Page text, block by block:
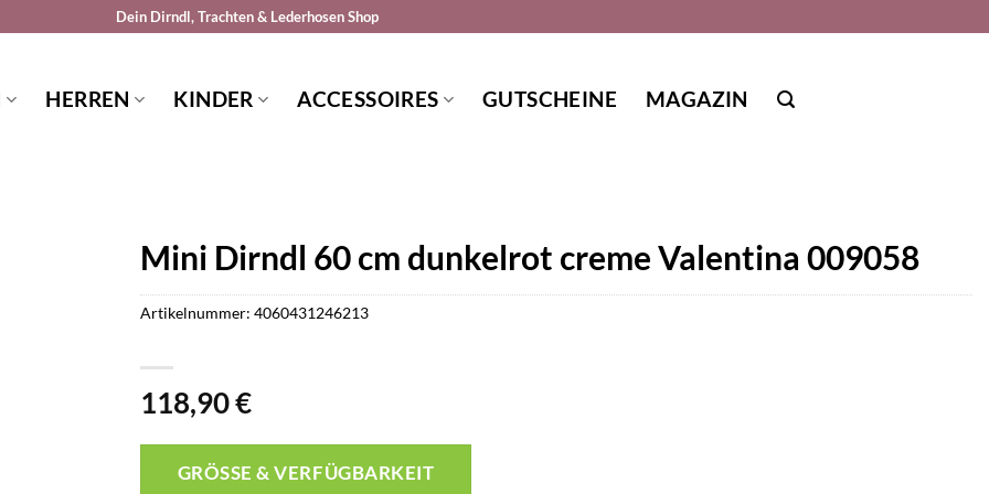
Dein Dirndl, Trachten & Lederhosen Shop
HERREN KINDER ACCESSOIRES GUTSCHEINE MAGAZIN
Mini Dirndl 60 cm dunkelrot creme Valentina 009058
118,90€
GRÖSSE & VERFÜGBARKEIT P
Artikelnummer: 4060431246213